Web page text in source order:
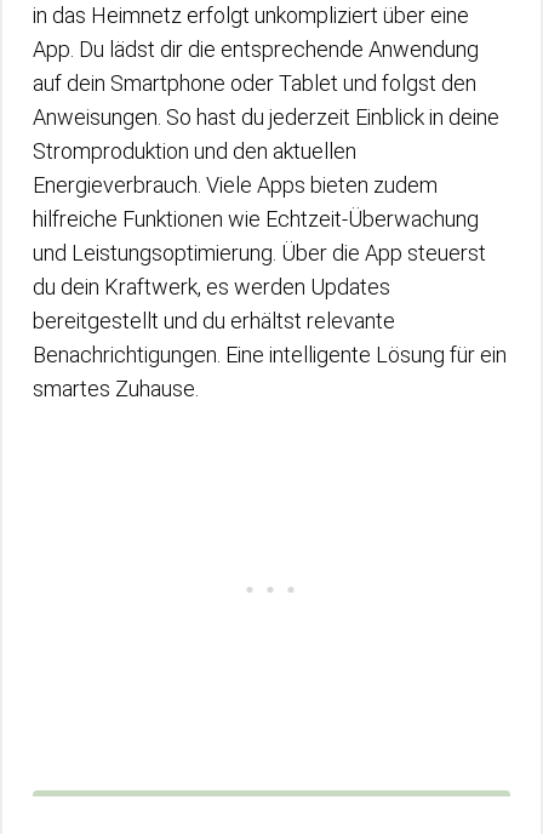
in das Heimnetz erfolgt unkompliziert über eine
App. Du lädst dir die entsprechende Anwendung
auf dein Smartphone oder Tablet und folgst den
Anweisungen. So hast du jederzeit Einblick in deine
Stromproduktion und den aktuellen
Energieverbrauch. Viele Apps bieten zudem
hilfreiche Funktionen wie Echtzeit-Überwachung
und Leistungsoptimierung. Über die App steuerst
du dein Kraftwerk, es werden Updates
bereitgestellt und du erhältst relevante
Benachrichtigungen. Eine intelligente Lösung für ein
smartes Zuhause.